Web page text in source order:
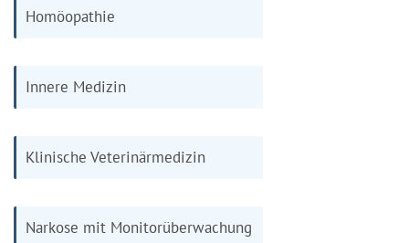
Homöopathie
Innere Medizin
Klinische Veterinärmedizin
Narkose mit Monitorüberwachung